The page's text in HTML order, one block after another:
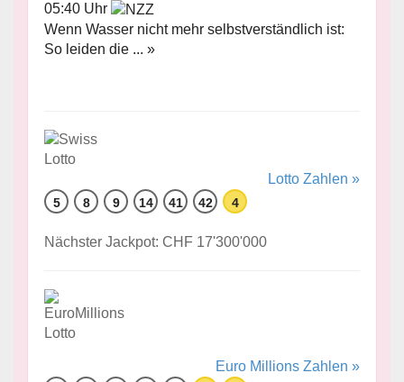
05:40 Uhr
Wenn Wasser nicht mehr selbstverständlich ist:
So leiden die ... »
Lotto Zahlen »
5 8 9 14 41 42 4
Nächster Jackpot: CHF 17'300'000
Euro Millions Zahlen »